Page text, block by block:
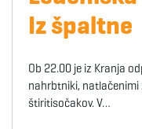
Iz špaltne
Ob 22.00 je iz Kranja
nahrbtniki, natlačenimi
štiritisočakov. V…